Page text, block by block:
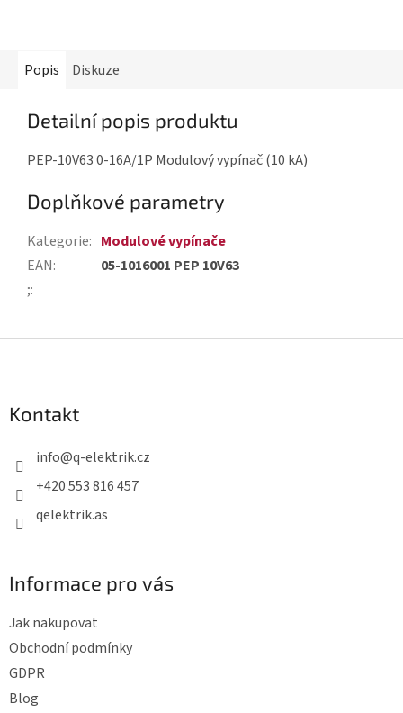
Popis Diskuze
Detailní popis produktu
PEP-10V63 0-16A/1P Modulový vypínač (10 kA)
Doplňkové parametry
Kategorie: Modulové vypínače
EAN:
05-1016001 PEP 10V63
;:
p
aKontakt
info@q-elektrik.cz
+420 553 816 457
qelektrik.as
Informace pro vás
Jak nakupovat
Obchodní podmínky
GDPR
Blog